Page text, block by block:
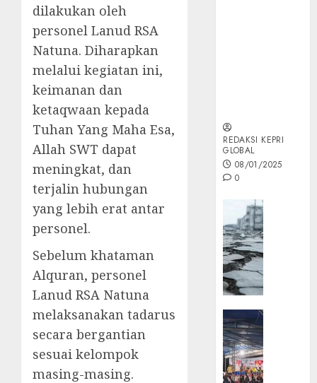
dilakukan oleh
personel Lanud RSA
Natuna. Diharapkan
melalui kegiatan ini,
keimanan dan
ketaqwaan kepada
Tuhan Yang Maha Esa,
Allah SWT dapat
meningkat, dan
terjalin hubungan
yang lebih erat antar
personel.
Sebelum khataman
Alquran, personel
Lanud RSA Natuna
melaksanakan tadarus
secara bergantian
sesuai kelompok
masing-masing.
REDAKSI KEPRI
GLOBAL
08/01/2025
0